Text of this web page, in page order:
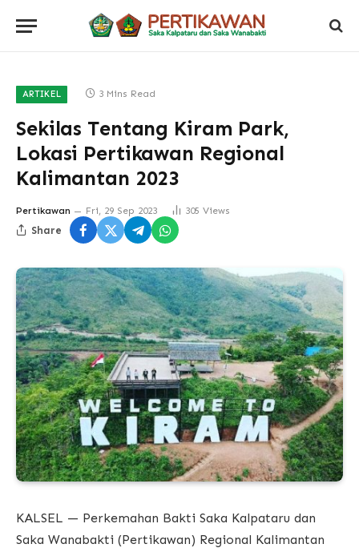
ARTIKEL 3 Mins Read
Sekilas Tentang Kiram Park,
Lokasi Pertikawan Regional
Kalimantan 2023
Pertikawan Fri, 29 Sep 2023 305 Views
Share
KALSEL — Perkemahan Bakti Saka Kalpataru dan
Saka Wanabakti (Pertikawan) Regional Kalimantan